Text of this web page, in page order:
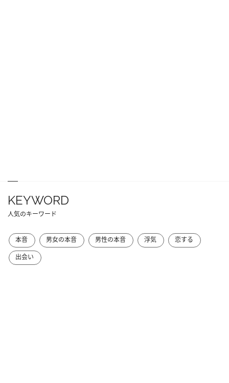
KEYWORD
人気のキーワード
本音 男女の本音 男性の本音 浮気
恋する
出会い